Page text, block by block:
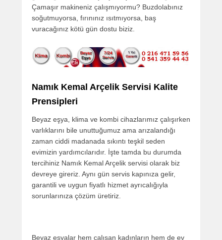
Çamaşır makineniz çalışmıyormu? Buzdolabınız
soğutmuyorsa, fırınınız ısıtmıyorsa, baş
vuracağınız kötü gün dostu biziz.
Namık Kemal Arçelik Servisi Kalite
Prensipleri
Beyaz eşya, klima ve kombi cihazlarımız çalışırken
varlıklarını bile unuttuğumuz ama arızalandığı
zaman ciddi madanada sıkıntı teşkil seden
evimizin yardımcılarıdır. İşte tamda bu durumda
tercihiniz Namık Kemal Arçelik servisi olarak biz
devreye gireriz. Aynı gün servis kapınıza gelir,
garantili ve uygun fiyatlı hizmet ayrıcalığıyla
sorunlarınıza çözüm üretiriz.
Beyaz eşyalar hem çalışan kadınların hem de ev